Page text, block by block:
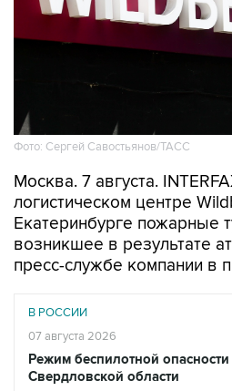
Фото: Сергей Савостьянов/ТАСС
Москва. 7 августа.
логистическом центре
Екатеринбурге пожарные
возникшее в результате
пресс-службе компании в
В РОССИИ
07 августа 2026
Режим беспилотной
Свердловской области